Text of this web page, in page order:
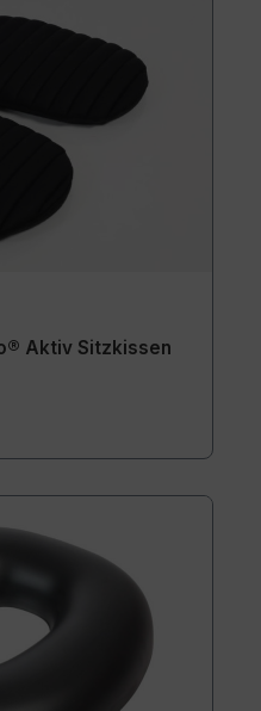
Aktiv Sitzkissen